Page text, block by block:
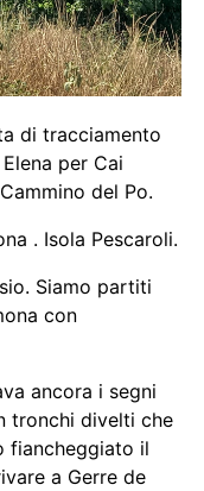
di tracciamento
per Cai
del Po.
. Isola Pescaroli.
Siamo partiti
con
ancora i segni
tronchi divelti che
fiancheggiato il
a Gerre de